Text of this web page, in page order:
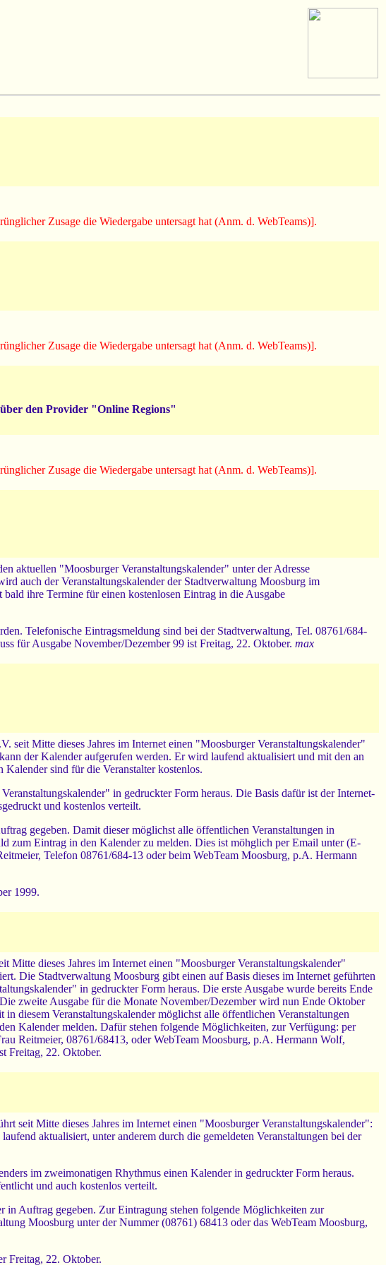
Zusage die Wiedergabe untersagt hat (Anm. d. WebTeams)].
Zusage die Wiedergabe untersagt hat (Anm. d. WebTeams)].
den Provider "Online Regions"
Zusage die Wiedergabe untersagt hat (Anm. d. WebTeams)].
aktuellen "Moosburger Veranstaltungskalender" unter der Adresse
auch der Veranstaltungskalender der Stadtverwaltung Moosburg im
ihre Termine für einen kostenlosen Eintrag in die Ausgabe
Telefonische Eintragsmeldung sind bei der Stadtverwaltung, Tel. 08761/684-
für Ausgabe November/Dezember 99 ist Freitag, 22. Oktober. max
seit Mitte dieses Jahres im Internet einen "Moosburger Veranstaltungskalender"
der Kalender aufgerufen werden. Er wird laufend aktualisiert und mit den an
sind für die Veranstalter kostenlos.
in gedruckter Form heraus. Die Basis dafür ist der Internet-
und kostenlos verteilt.
gegeben. Damit dieser möglichst alle öffentlichen Veranstaltungen in
zum Eintrag in den Kalender zu melden. Dies ist möhglich per Email unter (E-
Telefon 08761/684-13 oder beim WebTeam Moosburg, p.A. Hermann
1999.
Mitte dieses Jahres im Internet einen "Moosburger Veranstaltungskalender"
Die Stadtverwaltung Moosburg gibt einen auf Basis dieses im Internet geführten
in gedruckter Form heraus. Die erste Ausgabe wurde bereits Ende
zweite Ausgabe für die Monate November/Dezember wird nun Ende Oktober
diesem Veranstaltungskalender möglichst alle öffentlichen Veranstaltungen
Kalender melden. Dafür stehen folgende Möglichkeiten, zur Verfügung: per
Reitmeier, 08761/68413, oder WebTeam Moosburg, p.A. Hermann Wolf,
Freitag, 22. Oktober.
seit Mitte dieses Jahres im Internet einen "Moosburger Veranstaltungskalender":
aktualisiert, unter anderem durch die gemeldeten Veranstaltungen bei der
im zweimonatigen Rhythmus einen Kalender in gedruckter Form heraus.
und auch kostenlos verteilt.
Auftrag gegeben. Zur Eintragung stehen folgende Möglichkeiten zur
Moosburg unter der Nummer (08761) 68413 oder das WebTeam Moosburg,
Freitag, 22. Oktober.